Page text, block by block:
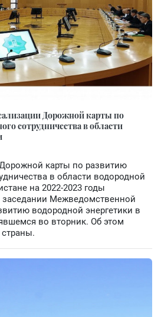
Дорожной карты по
сотрудничества в области
карты по развитию
в области водородной
на 2022-2023 годы
Межведомственной
водородной энергетики в
во вторник. Об этом